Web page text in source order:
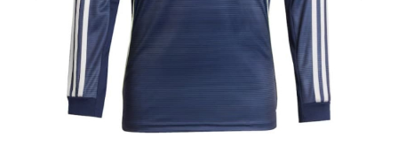
Bundesliga
Otras Ligas